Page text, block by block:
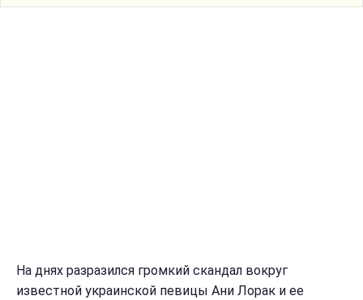
На днях разразился громкий скандал вокруг
известной украинской певицы Ани Лорак и ее